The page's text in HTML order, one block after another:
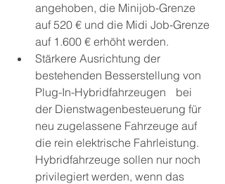
angehoben, die Minijob-Grenze
auf 520 € und die Midi Job-Grenze
auf 1.600 € erhöht werden.
Stärkere Ausrichtung der
bestehenden Besserstellung von
Plug-In-Hybridfahrzeugen  	bei
der Dienstwagenbesteuerung für
neu zugelassene Fahrzeuge auf
die rein elektrische Fahrleistung.
Hybridfahrzeuge sollen nur noch
privilegiert werden, wenn das